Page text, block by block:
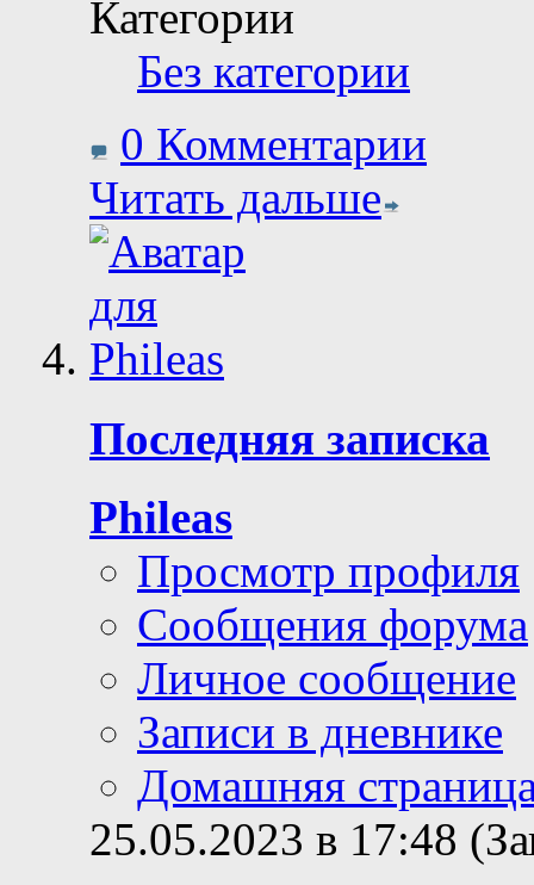
Категории
Без категории
0 Комментарии
Читать дальше
Последняя записка
Phileas
Просмотр профиля
Сообщения форума
Личное сообщение
Записи в дневнике
Домашняя
25.05.2023 в 17:48